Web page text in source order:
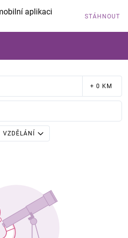
aplikaci STÁHNOUT
+ 0 KM
VZDĚLÁNÍ